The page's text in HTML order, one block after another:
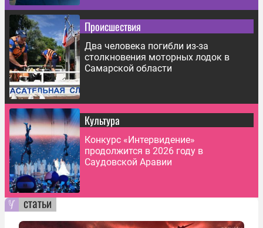
Происшествия
Два человека погибли из-за
столкновения моторных лодок в
Самарской области
Культура
Конкурс «Интервидение»
продолжится в 2026 году в
Саудовской Аравии
статьи